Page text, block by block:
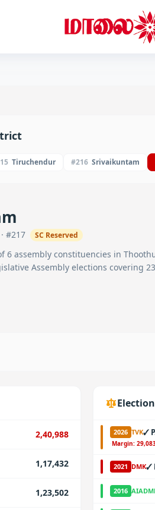
Tiruchendur #216 Srivaikuntam
#217 SC Reserved
6 assembly constituencies in
Assembly elections covering
2,40,988
1,17,432
1,23,502
2026 TVK✓
·Margin:
2021 DMK✓
2016